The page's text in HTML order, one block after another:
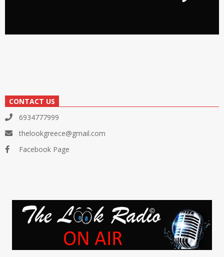
CONTACT US
6934777999
thelookgreece@gmail.com
Facebook Page